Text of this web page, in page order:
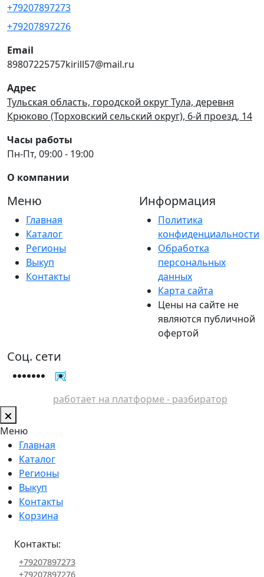
+79207897273
+79207897276
Email
89807225757kirill57@mail.ru
Адрес
Тульская область, городской округ Тула, деревня
Крюково (Торховский сельский округ), 6-й проезд, 14
Часы работы
Пн-Пт, 09:00 - 19:00
О компании
Меню
Главная
Каталог
Регионы
Выкуп
Контакты
Информация
Политика
конфиденциальности
Обработка
персональных
данных
Карта сайта
Цены на сайте не
являются публичной
офертой
Соц. сети
работает на платформе - разбиратор
Меню
Главная
Каталог
Регионы
Выкуп
Контакты
Корзина
Контакты:
+79207897273
+79207897276